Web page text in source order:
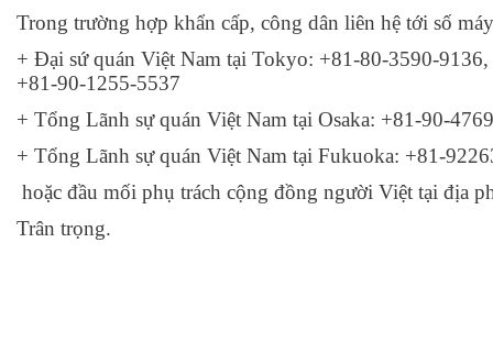
Trong trường hợp khẩn cấp, công dân liên hệ tới số
+ Đại sứ quán Việt Nam tại Tokyo: +81-80-3590-
+81-90-1255-5537
+ Tổng Lãnh sự quán Việt Nam tại Osaka: +81-90-
+ Tổng Lãnh sự quán Việt Nam tại Fukuoka: +81-
hoặc đầu mối phụ trách cộng đồng người Việt tại địa
Trân trọng.